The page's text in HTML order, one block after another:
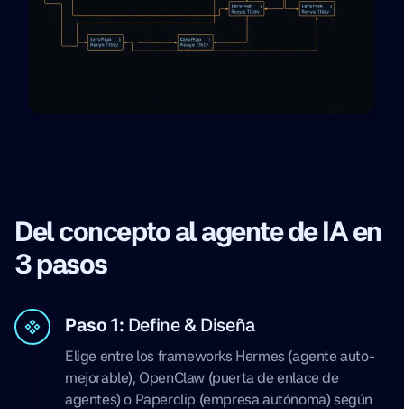
Del concepto al agente de IA en
3 pasos
Paso 1: Define & Diseña
Elige entre los frameworks Hermes (agente auto-
mejorable), OpenClaw (puerta de enlace de
agentes) o Paperclip (empresa autónoma) según